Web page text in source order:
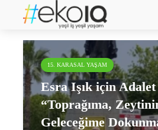
İkizköy direnişi
15. KARASAL YAŞAM
Esra Işık için
“Toprağıma,
Geleceğime